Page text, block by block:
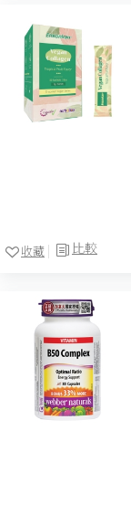
比較
收藏